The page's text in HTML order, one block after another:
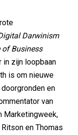
Darwinism
of Business
zijn loopbaan
is om nieuwe
en
van
Marketingweek,
en Thomas